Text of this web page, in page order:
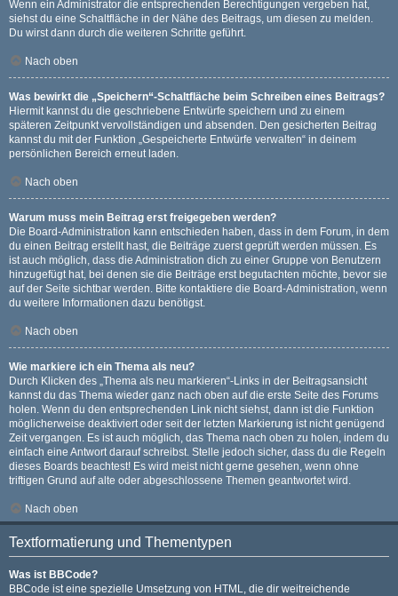
Wenn ein Administrator die entsprechenden Berechtigungen vergeben hat,
siehst du eine Schaltfläche in der Nähe des Beitrags, um diesen zu melden.
Du wirst dann durch die weiteren Schritte geführt.
Nach oben
Was bewirkt die „Speichern“-Schaltfläche beim Schreiben eines Beitrags?
Hiermit kannst du die geschriebene Entwürfe speichern und zu einem
späteren Zeitpunkt vervollständigen und absenden. Den gesicherten Beitrag
kannst du mit der Funktion „Gespeicherte Entwürfe verwalten“ in deinem
persönlichen Bereich erneut laden.
Nach oben
Warum muss mein Beitrag erst freigegeben werden?
Die Board-Administration kann entschieden haben, dass in dem Forum, in dem
du einen Beitrag erstellt hast, die Beiträge zuerst geprüft werden müssen. Es
ist auch möglich, dass die Administration dich zu einer Gruppe von Benutzern
hinzugefügt hat, bei denen sie die Beiträge erst begutachten möchte, bevor sie
auf der Seite sichtbar werden. Bitte kontaktiere die Board-Administration, wenn
du weitere Informationen dazu benötigst.
Nach oben
Wie markiere ich ein Thema als neu?
Durch Klicken des „Thema als neu markieren“-Links in der Beitragsansicht
kannst du das Thema wieder ganz nach oben auf die erste Seite des Forums
holen. Wenn du den entsprechenden Link nicht siehst, dann ist die Funktion
möglicherweise deaktiviert oder seit der letzten Markierung ist nicht genügend
Zeit vergangen. Es ist auch möglich, das Thema nach oben zu holen, indem du
einfach eine Antwort darauf schreibst. Stelle jedoch sicher, dass du die Regeln
dieses Boards beachtest! Es wird meist nicht gerne gesehen, wenn ohne
triftigen Grund auf alte oder abgeschlossene Themen geantwortet wird.
Nach oben
Textformatierung und Thementypen
Was ist BBCode?
BBCode ist eine spezielle Umsetzung von HTML, die dir weitreichende